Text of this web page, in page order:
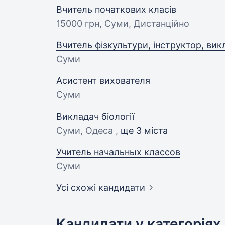
Вчитель початкових класів
15000 грн, Суми, Дистанційно
Вчитель фізкультури, інструктор,
Суми
Асистент вихователя
Суми
Викладач біології
Суми, Одеса , ще 3 міста
Учитель начальных классов
Суми
Усі схожі кандидати